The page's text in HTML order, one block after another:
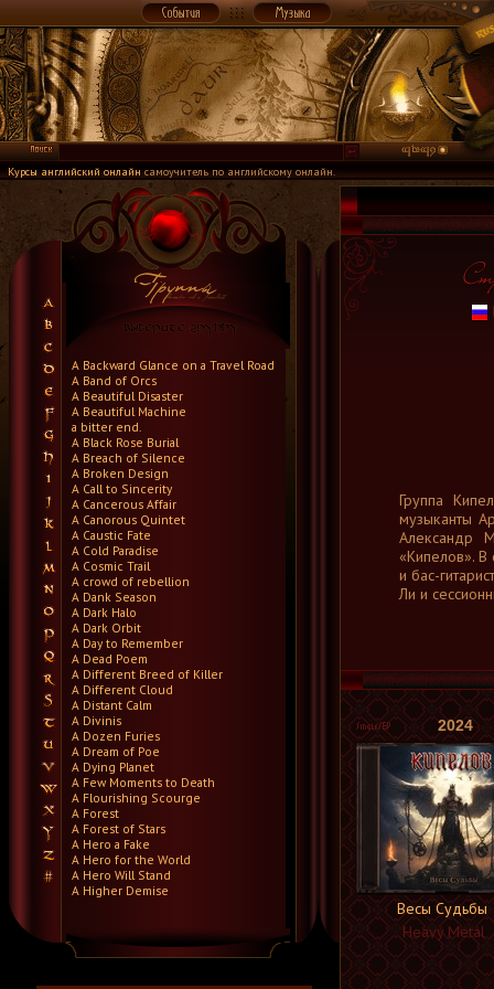
Курсы английский онлайнсамоучитель по английскому онлайн.
A Backward Glance on a Travel Road
A Band of Orcs
A Beautiful Disaster
A Beautiful Machine
a bitter end.
A Black Rose Burial
A Breach of Silence
A Broken Design
A Call to Sincerity
A Cancerous Affair
A Canorous Quintet
A Caustic Fate
A Cold Paradise
A Cosmic Trail
A crowd of rebellion
A Dank Season
A Dark Halo
A Dark Orbit
A Day to Remember
A Dead Poem
A Different Breed of Killer
A Different Cloud
A Distant Calm
A Divinis
A Dozen Furies
A Dream of Poe
A Dying Planet
A Few Moments to Death
A Flourishing Scourge
A Forest
A Forest of Stars
A Hero a Fake
A Hero for the World
A Hero Will Stand
A Higher Demise
A Life Once Lost
A Light Divided
A Lot Like Birds
Группа
музыканты
Александр
«Кипелов». В
и бас-
Ли и
2024
Весы Судьбы
Heavy Metal